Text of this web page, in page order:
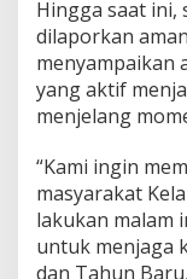
Hingga saat ini,
dilaporkan
menyampaikan
yang aktif
menjelang
“Kami ingin
masyarakat
lakukan malam
untuk menjaga
dan Tahun